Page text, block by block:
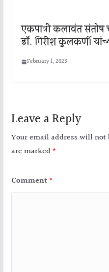
एकपात्री कलावंत संतोष
डॉ. गिरीश कुलकर्णी
February 1, 2023
Leave a Reply
Your email address will not
are marked *
Comment *